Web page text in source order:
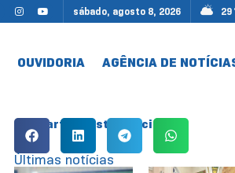
sábado, agosto 8, 2026 29
OUVIDORIA AGÊNCIA DE
Compartilhe esta notícia:
Últimas notícias